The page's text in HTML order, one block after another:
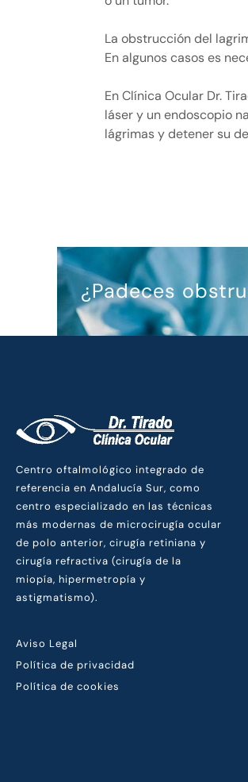
La obstrucción del
En algunos casos es
En Clínica Ocular Dr.
láser y un endoscopio
lágrimas y detener su
¿Padeces
Centro oftalmológico integrado de
referencia en Andalucía Sur, como
centro especializado en las técnicas
más modernas de microcirugía ocular
de polo anterior, cirugía retiniana y
cirugía refractiva (cirugía de la
miopía, hipermetropía y
astigmatismo).
Aviso Legal
Política de privacidad
Política de cookies